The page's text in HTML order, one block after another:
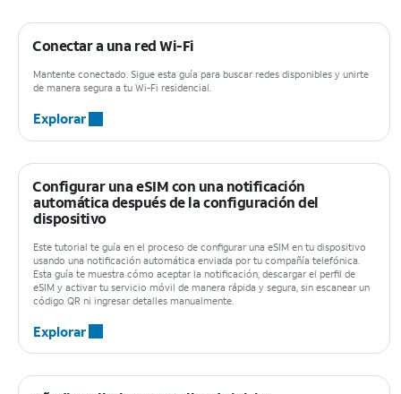
Conectar a una red Wi-Fi
Mantente conectado. Sigue esta guía para buscar redes disponibles y unirte
de manera segura a tu Wi-Fi residencial.
Explorar
Configurar una eSIM con una notificación
automática después de la configuración del
dispositivo
Este tutorial te guía en el proceso de configurar una eSIM en tu dispositivo
usando una notificación automática enviada por tu compañía telefónica.
Esta guía te muestra cómo aceptar la notificación, descargar el perfil de
eSIM y activar tu servicio móvil de manera rápida y segura, sin escanear un
código QR ni ingresar detalles manualmente.
Explorar